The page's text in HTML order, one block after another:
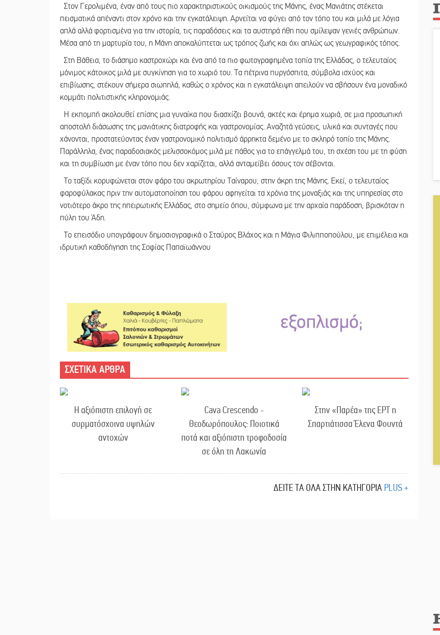
Στον Γερολιμένα, έναν από τους πιο χαρακτηριστικούς οικισμούς της Μάνης, ένας Μανιάτης στέκεται
πεισματικά απέναντι στον χρόνο και την εγκατάλειψη. Αρνείται να φύγει από τον τόπο του και μιλά με λόγια
απλά αλλά φορτισμένα για την ιστορία, τις παραδόσεις και τα αυστηρά ήθη που σμίλεψαν γενιές ανθρώπων.
Μέσα από τη μαρτυρία του, η Μάνη αποκαλύπτεται ως τρόπος ζωής και όχι απλώς ως γεωγραφικός τόπος.
Στη Βάθεια, το διάσημο καστροχώρι και ένα από τα πιο φωτογραφημένα τοπία της Ελλάδας, ο τελευταίος
μόνιμος κάτοικος μιλά με συγκίνηση για το χωριό του. Τα πέτρινα πυργόσπιτα, σύμβολα ισχύος και
επιβίωσης, στέκουν σήμερα σιωπηλά, καθώς ο χρόνος και η εγκατάλειψη απειλούν να σβήσουν ένα μοναδικό
κομμάτι πολιτιστικής κληρονομιάς.
Η εκπομπή ακολουθεί επίσης μια γυναίκα που διασχίζει βουνά, ακτές και έρημα χωριά, σε μια προσωπική
αποστολή διάσωσης της μανιάτικης διατροφής και γαστρονομίας. Αναζητά γεύσεις, υλικά και συνταγές που
χάνονται, προστατεύοντας έναν γαστρονομικό πολιτισμό άρρηκτα δεμένο με το σκληρό τοπίο της Μάνης.
Παράλληλα, ένας παραδοσιακός μελισσοκόμος μιλά με πάθος για το επάγγελμά του, τη σχέση του με τη φύση
και τη συμβίωση με έναν τόπο που δεν χαρίζεται, αλλά ανταμείβει όσους τον σέβονται.
Το ταξίδι κορυφώνεται στον φάρο του ακρωτηρίου Ταίναρου, στην άκρη της Μάνης. Εκεί, ο τελευταίος
φαροφύλακας πριν την αυτοματοποίηση του φάρου αφηγείται τα χρόνια της μοναξιάς και της υπηρεσίας στο
νοτιότερο άκρο της ηπειρωτικής Ελλάδας, στο σημείο όπου, σύμφωνα με την αρχαία παράδοση, βρισκόταν η
πύλη του Άδη.
Το επεισόδιο υπογράφουν δημοσιογραφικά ο Σταύρος Βλάχος και η Μάγια Φιλιπποπούλου, με επιμέλεια και
ιδρυτική καθοδήγηση της Σοφίας Παπαϊωάννου
ΣΧΕΤΙΚΑ ΑΡΘΡΑ
Η αξιόπιστη επιλογή σε
συρματόσχοινα υψηλών
αντοχών
Cava Crescendo -
Θεοδωρόπουλος: Ποιοτικά
ποτά και αξιόπιστη τροφοδοσία
σε όλη τη Λακωνία
Στην «Παρέα» της ΕΡΤ η
Σπαρτιάτισσα Έλενα Φουντά
ΔΕΙΤΕ ΤΑ ΟΛΑ ΣΤΗΝ ΚΑΤΗΓΟΡΙΑ PLUS +